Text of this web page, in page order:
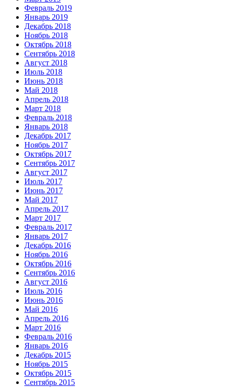
Февраль 2019
Январь 2019
Декабрь 2018
Ноябрь 2018
Октябрь 2018
Сентябрь 2018
Август 2018
Июль 2018
Июнь 2018
Май 2018
Апрель 2018
Март 2018
Февраль 2018
Январь 2018
Декабрь 2017
Ноябрь 2017
Октябрь 2017
Сентябрь 2017
Август 2017
Июль 2017
Июнь 2017
Май 2017
Апрель 2017
Март 2017
Февраль 2017
Январь 2017
Декабрь 2016
Ноябрь 2016
Октябрь 2016
Сентябрь 2016
Август 2016
Июль 2016
Июнь 2016
Май 2016
Апрель 2016
Март 2016
Февраль 2016
Январь 2016
Декабрь 2015
Ноябрь 2015
Октябрь 2015
Сентябрь 2015